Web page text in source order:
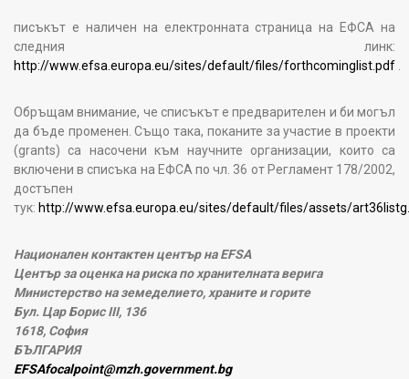
писъкът е наличен на електронната страница на ЕФСА на
следния линк:
http://www.efsa.europa.eu/sites/default/files/forthcominglist.pdf
Обръщам внимание, че списъкът е предварителен и би могъл
да бъде променен. Също така, поканите за участие в проекти
(grants) са насочени към научните организации, които са
включени в списъка на ЕФСА по чл. 36 от Регламент 178/2002,
достъпен
тук: http://www.efsa.europa.eu/sites/default/files/assets/
Национален контактен център на EFSA
Център за оценка на риска по хранителната верига
Министерство на земеделието, храните и горите
Бул. Цар Борис III, 136
1618, София
БЪЛГАРИЯ
EFSAfocalpoint@mzh.government.bg